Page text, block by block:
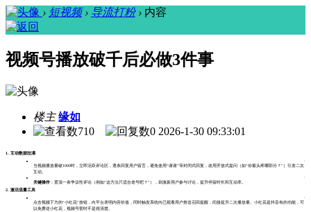
› 短视频 › 导流打粉 › 内容
视频号播放破千后必做3件事
楼主 缘如
710
0 2026-1-30 09:33:01
1. 互动数据拉满
∙
当视频播放量破1000时，立即活跃评论区，逐条回复用户留言，避免使用“谢谢”等封闭式回复，改用开放式提问（如“你最头疼哪部分？”）引发二次
互动。
∙
关键操作 ：置顶一条争议性评论（例如“这方法只适合老号吧？”），刺激新用户参与讨论，提升停留时长和互动率。
2. 激活流量工具
∙
点击视频下方的“小红花”按钮，向平台表明内容价值，同时触发系统向已观看用户推送召回提醒，间接提升二次播放量。小红花是抖音有的功能，可
以免费送小红花，视频号暂时不是很清楚。